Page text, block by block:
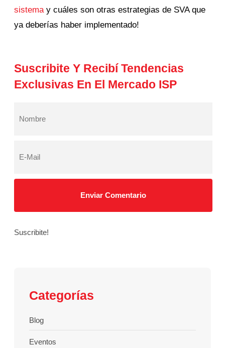
sistemay cuáles son otras estrategias de SVA que
ya deberías haber implementado!
Suscribite Y Recibí Tendencias
Exclusivas En El Mercado ISP
Suscribite!
Categorías
Blog
Eventos